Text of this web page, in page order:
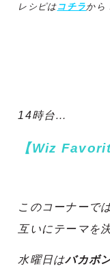
レシピはコチラから
14時台…
【Wiz
このコーナーでは
互いにテーマを
水曜日はバカボ